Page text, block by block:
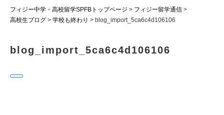
フィジー中学・高校留学SPFBトップページ > フィジー留学通信 >
高校生ブログ > 学校も終わり > blog_import_5ca6c4d106106
blog_import_5ca6c4d106106